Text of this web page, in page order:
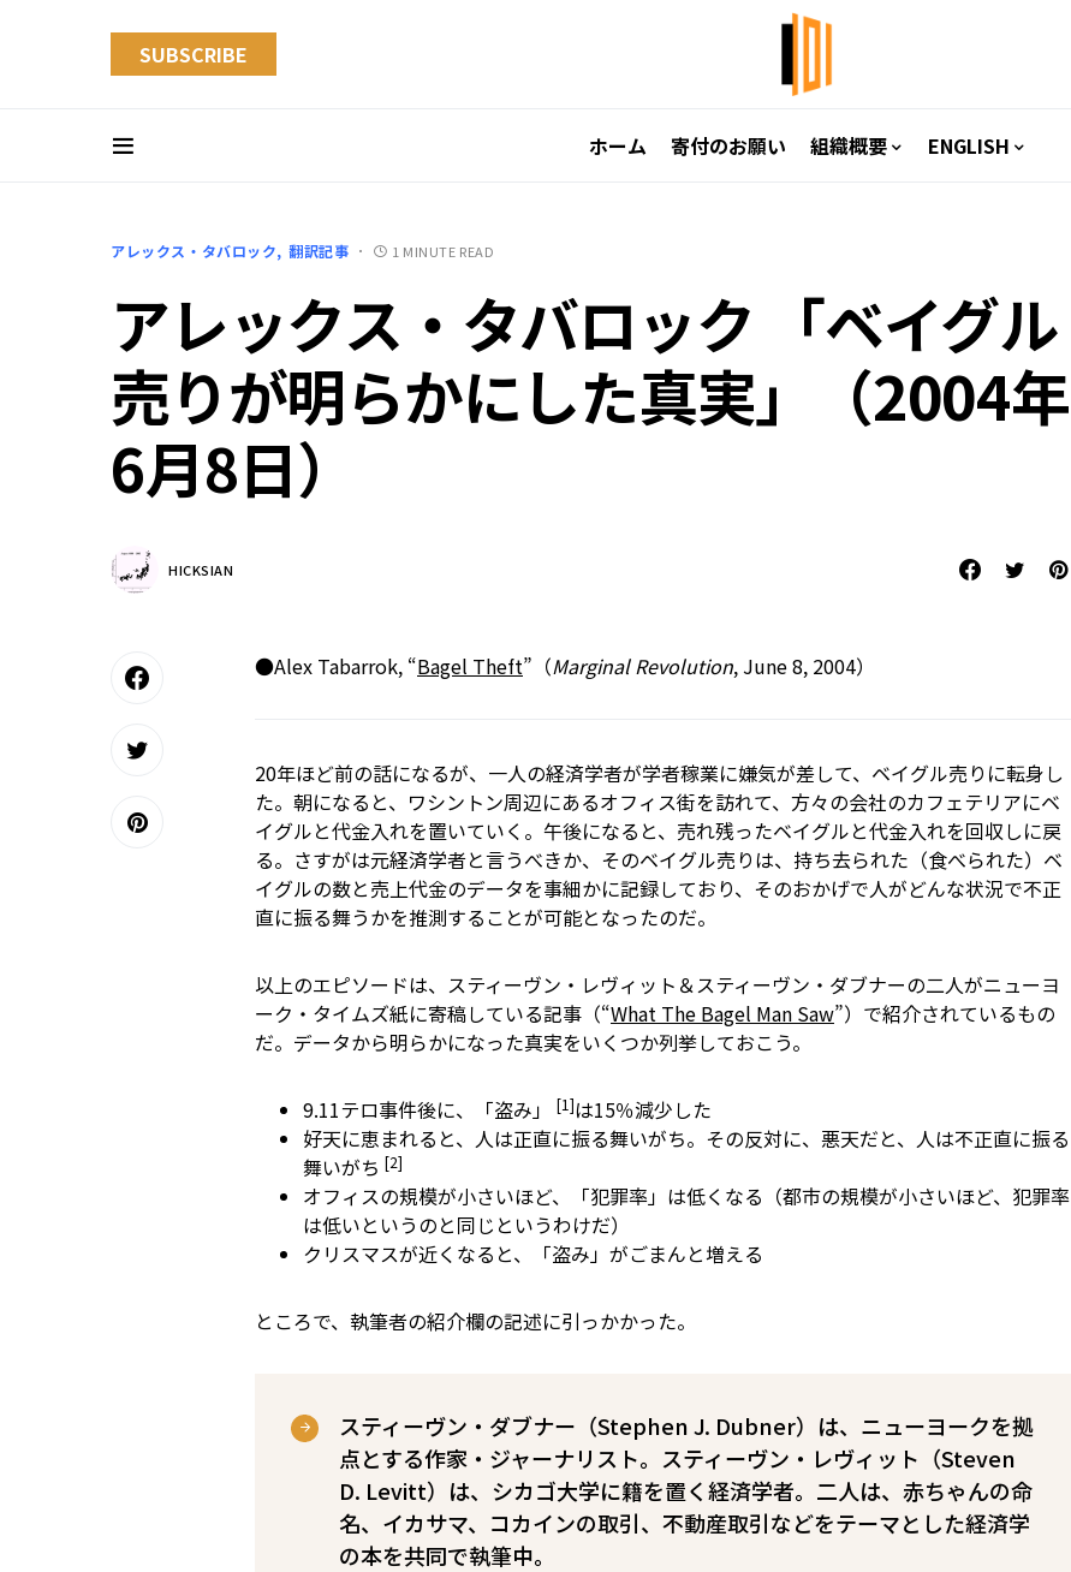
SUBSCRIBE
ホーム 寄付のお願い 組織概要 ENGLISH
アレックス・タバロック 翻訳記事 1 MINUTE READ
アレックス・タバロック 「ベイグル
売りが明らかにした真実」（2004年
6月8日）
HICKSIAN
●Alex Tabarrok, “Bagel Theft”（Marginal Revolution, June 8, 2004）
20年ほど前の話になるが、一人の経済学者が学者稼業に嫌気が差して、ベイグル売りに転身し
た。朝になると、ワシントン周辺にあるオフィス街を訪れて、方々の会社のカフェテリアにベ
イグルと代金入れを置いていく。午後になると、売れ残ったベイグルと代金入れを回収しに戻
る。さすがは元経済学者と言うべきか、そのベイグル売りは、持ち去られた（食べられた）ベ
イグルの数と売上代金のデータを事細かに記録しており、そのおかげで人がどんな状況で不正
直に振る舞うかを推測することが可能となったのだ。
以上のエピソードは、スティーヴン・レヴィット＆スティーヴン・ダブナーの二人がニューヨ
ーク・タイムズ紙に寄稿している記事（“What The Bagel Man Saw”）で紹介されているもの
だ。データから明らかになった真実をいくつか列挙しておこう。
9.11テロ事件後に、「盗み」 [1]は15％減少した
好天に恵まれると、人は正直に振る舞いがち。その反対に、悪天だと、人は不正直に振る
舞いがち [2]
オフィスの規模が小さいほど、「犯罪率」は低くなる（都市の規模が小さいほど、犯罪率
は低いというのと同じというわけだ）
クリスマスが近くなると、「盗み」がごまんと増える
ところで、執筆者の紹介欄の記述に引っかかった。
スティーヴン・ダブナー（Stephen J. Dubner）は、ニューヨークを拠
点とする作家・ジャーナリスト。スティーヴン・レヴィット（Steven
D. Levitt）は、シカゴ大学に籍を置く経済学者。二人は、赤ちゃんの命
名、イカサマ、コカインの取引、不動産取引などをテーマとした経済学
の本を共同で執筆中。